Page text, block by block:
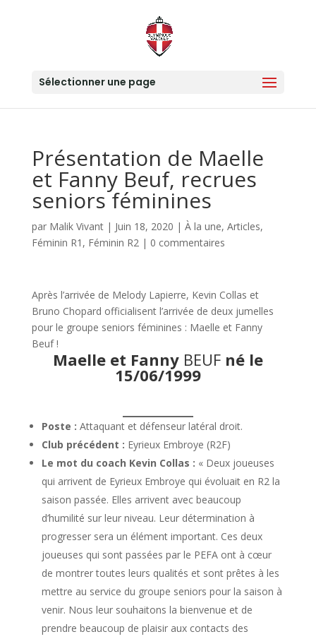
Sélectionner une page
Présentation de Maelle
et Fanny Beuf, recrues
seniors féminines
par Malik Vivant| Juin 18, 2020 | À la une, Articles,
Féminin R1 , Féminin R2| 0 commentaires
Après l’arrivée de Melody Lapierre, Kevin Collas et
Bruno Chopard officialisent l’arrivée de deux jumelles
pour le groupe seniors féminines : Maelle et Fanny
Beuf !
Maelle et FannyBEUF né le
15/06/1999
Poste : Attaquant et défenseur latéral droit.
Club précédent : Eyrieux Embroye (R2F)
Le mot du coach Kevin Collas : « Deux joueuses
qui arrivent de Eyrieux Embroye qui évoluait en R2 la
saison passée. Elles arrivent avec beaucoup
d’humilité sur leur niveau. Leur détermination à
progresser sera un élément important. Ces deux
joueuses qui sont passées par le PEFA ont à cœur
de montrer toutes leurs qualités et sont prêtes à les
mettre au service du groupe seniors pour la saison à
venir. Nous leur souhaitons la bienvenue et de
prendre beaucoup de plaisir aux contacts des